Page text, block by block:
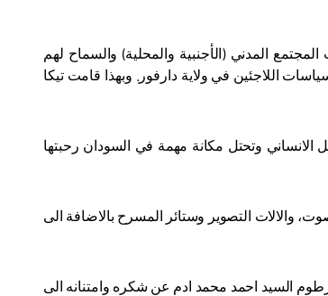
المدني (الأجنبية والمحلية) والسماح لهم
اللاجئين في ولاية دارفور. وبهذا قامت تيكا
الانساني وتحتل مكانة مهمة في السودان رحبتها
والالات التصوير وستائر المسرح بالاضافة الى
السيد احمد محمد ادم عن شكره وامتنانه الى